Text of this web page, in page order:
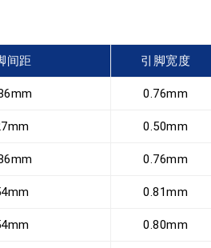
间距 引脚宽度
0.76mm
0.50mm
0.76mm
0.81mm
0.80mm